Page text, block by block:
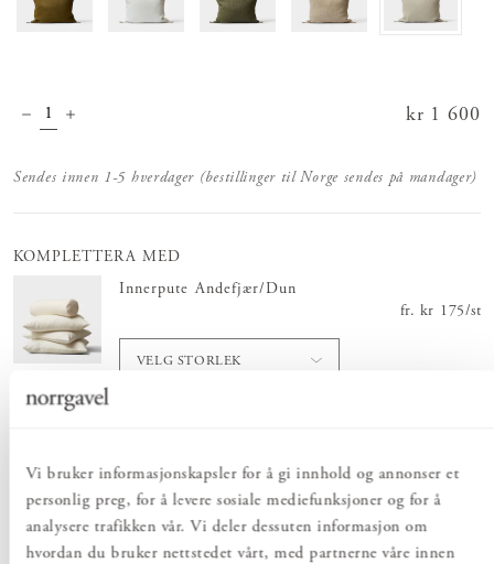
Vi bruker informasjonskapsler for å gi innhold og annonser et
personlig preg, for å levere sosiale mediefunksjoner og for å
analysere trafikken vår. Vi deler dessuten informasjon om
hvordan du bruker nettstedet vårt, med partnerne våre innen
Pris :
kr 1 600
Sendes innen 1-5 hverdager (bestillinger til Norge sendes på mandager)
KOMPLETTERA MED
Innerpute Andefjær/Dun
fr. Pris:kr
kr 175/st
VELG STORLEK
Totalt: Pris :
kr 1 600
kr 1 600
Legg i handlekurv